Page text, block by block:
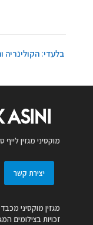
בלעדי:
מוקסיני מגזין לייף
יצירת קשר
מגזין מוקסיני
זכויות בצילומים